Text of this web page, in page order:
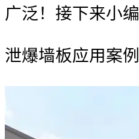
广泛！接下来小
泄爆墙板应用案例